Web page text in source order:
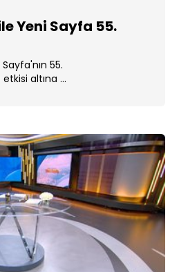
Yeni Sayfa 55.
55.
altına ...